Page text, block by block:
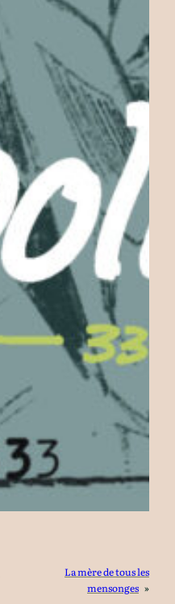
La mère de tous les
mensonges »